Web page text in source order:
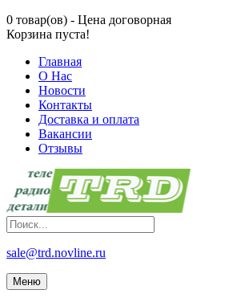
0 товар(ов) - Цена договорная
Корзина пуста!
Главная
О Нас
Новости
Контакты
Доставка и оплата
Вакансии
Отзывы
sale@trd.novline.ru
Меню